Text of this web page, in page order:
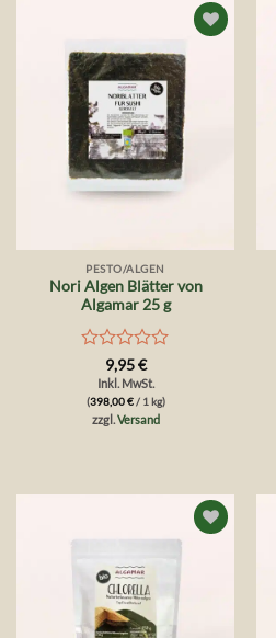
Auf die
Wunschliste
PESTO/ALGEN
Nori Algen Blätter von
Algamar 25 g
Bewertet
mit
0
von
9,95€
Inkl. MwSt.
(398,00€/ 1 kg)
zzgl.Versand